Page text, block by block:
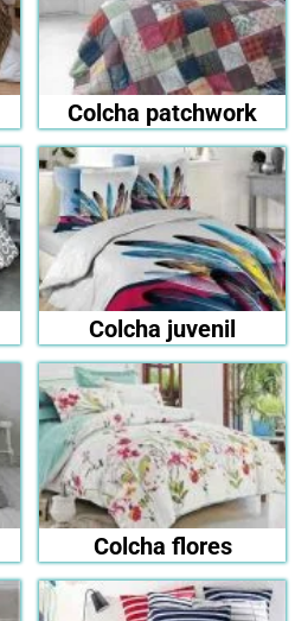
Colcha patchwork
Colcha juvenil
Colcha flores